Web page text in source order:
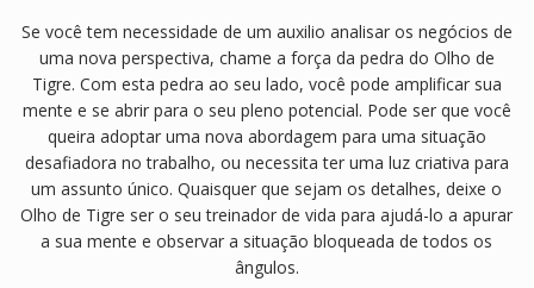
Se você tem necessidade de um auxilio analisar os negócios de
uma nova perspectiva, chame a força da pedra do Olho de
Tigre. Com esta pedra ao seu lado, você pode amplificar sua
mente e se abrir para o seu pleno potencial. Pode ser que você
queira adoptar uma nova abordagem para uma situação
desafiadora no trabalho, ou necessita ter uma luz criativa para
um assunto único. Quaisquer que sejam os detalhes, deixe o
Olho de Tigre ser o seu treinador de vida para ajudá-lo a apurar
a sua mente e observar a situação bloqueada de todos os
ângulos.